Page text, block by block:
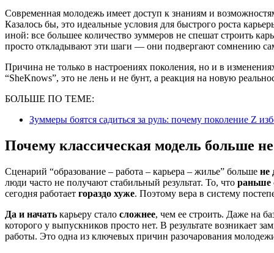
Современная молодежь имеет доступ к знаниям и возможностям, о которых раньше можно было только мечтать.
Казалось бы, это идеальные условия для быстрого роста
иной: все большее количество зуммеров не спешат строить
просто откладывают эти шаги — они подвергают сомнению
Причина не только в настроениях поколения, но и в
“SheKnows”, это не лень и не бунт, а реакция на новую
БОЛЬШЕ ПО ТЕМЕ:
Зуммеры боятся садиться за руль: почему поколение Z
Почему классическая модель больше не
Сценарий “образование – работа – карьера – жилье” больше не
люди часто не получают стабильный результат. То, что раньше
сегодня работает гораздо хуже. Поэтому вера в систему
Да и начать карьеру стало сложнее, чем ее строить. Даже на
которого у выпускников просто нет. В результате возникает
работы. Это одна из ключевых причин разочарования